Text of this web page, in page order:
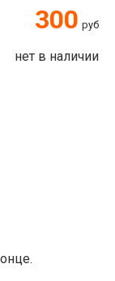
300 руб
нет в наличии